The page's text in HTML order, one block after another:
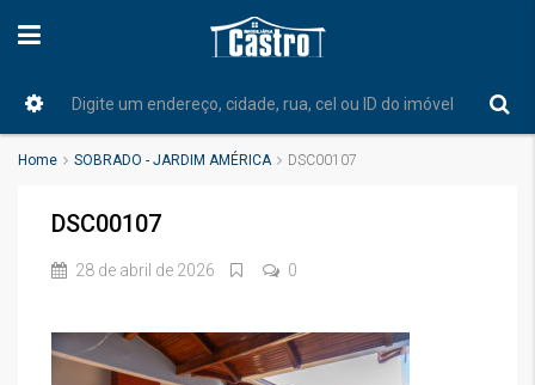
Home SOBRADO - JARDIM AMÉRICA DSC00107
DSC00107
28 de abril de 2026 0